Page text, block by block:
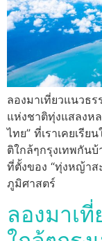
ลองมาเที่ยวแนวธ
แห่งชาติทุ่งแสลงห
ไทย” ที่เราเคยเรี
ติใกล้ๆกรุงเทพกัน
ที่ตั้งของ “ทุ่งหญ้าส
ภูมิศาสตร์
ลองมาเ